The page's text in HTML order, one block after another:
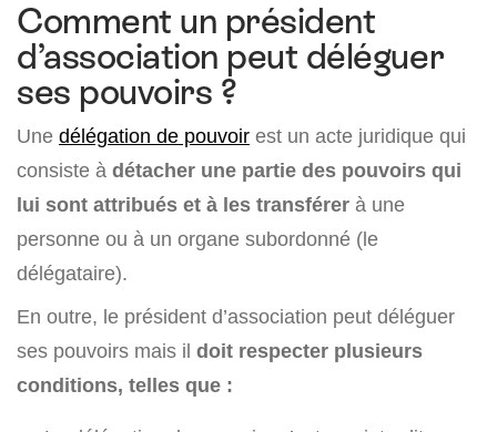
Comment un président
d’association peut déléguer
ses pouvoirs ?
Une délégation de pouvoir est un acte juridique qui
consiste à détacher une partie des pouvoirs qui
lui sont attribués et à les transférer à une
personne ou à un organe subordonné (le
délégataire).
En outre, le président d’association peut déléguer
ses pouvoirs mais il doit respecter plusieurs
conditions, telles que :